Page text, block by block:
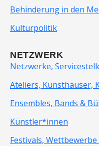
Behinderung in den
Kulturpolitik
NETZWERK
Netzwerke,
Ateliers, Kunsthäuser,
Ensembles, Bands &
Künstler*innen
Festivals, Wettbewerbe